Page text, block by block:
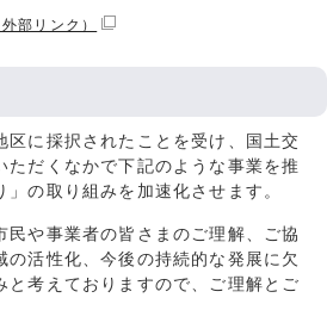
外部リンク）
に採択されたことを受け、国土交
ただくなかで下記のような事業を推
の取り組みを加速化させます。
や事業者の皆さまのご理解、ご協
の活性化、今後の持続的な発展に欠
と考えておりますので、ご理解とご